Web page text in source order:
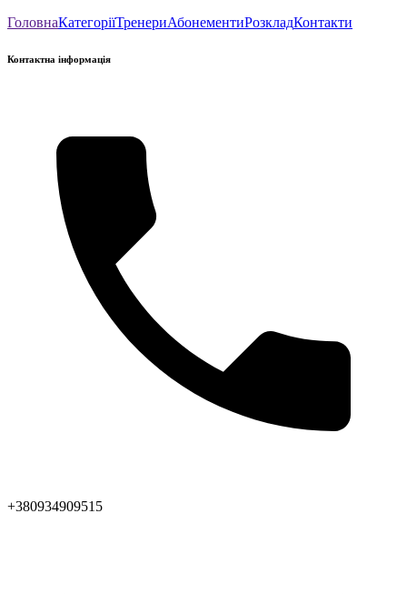
ГоловнаКатегоріїТренериАбонементиРозкладКонтакти
Контактна інформація
+380934909515